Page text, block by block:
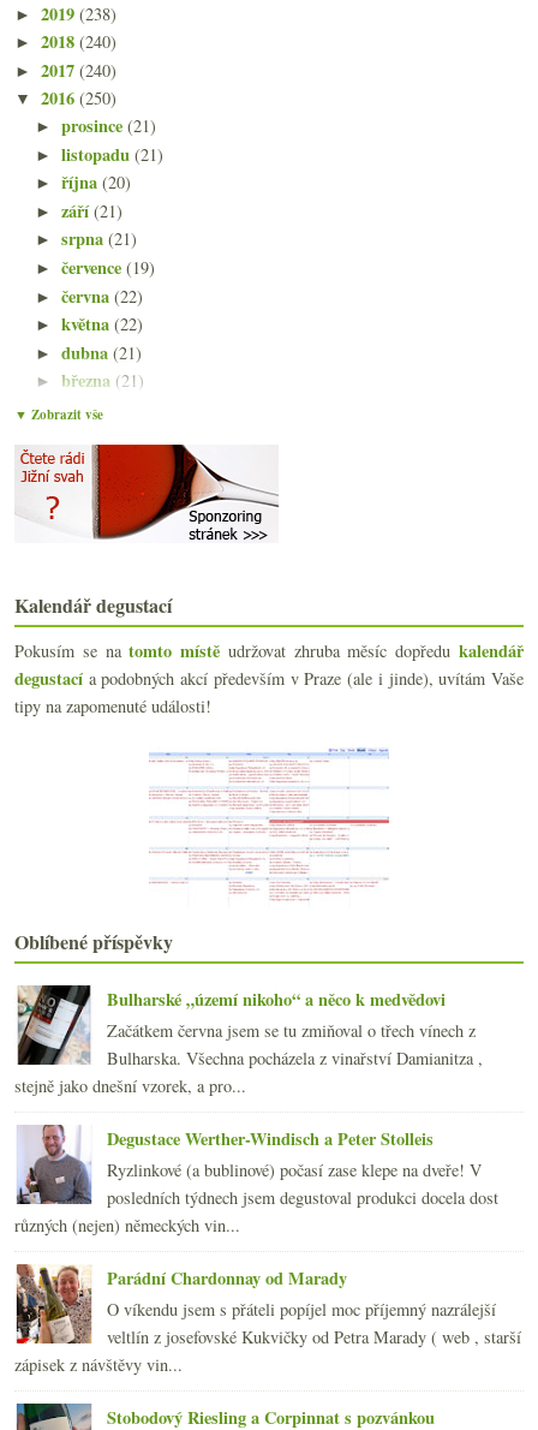
► 2019 (238)
► 2018 (240)
► 2017 (240)
▼ 2016 (250)
►prosince(21)
►listopadu(21)
►října(20)
►září(21)
►srpna(21)
►července(19)
►června(22)
►května(22)
►dubna(21)
►března (21)
►února
Chutná X nechutná a složitější degustační popisy
Tschida, chlastací červená a rodinný rozpočet
Co přináší novelizovaný vinařský zákon
Xinomavro a degustace Kir-Yianni
Ryzlink z Německa, Alsaska i Moravy
Datum k odstřelu a láhev výtečného naturálního šam...
Sauvignon & Chenin
Legendární Lopez de Heredia
Minivertikála Croix-Mouton a základní družstevní b...
Kolik lahví vína máte a jak je skladujete?
Opájím se maďarským Furmintem
Dvě druhá vína z Bordeaux
Doporučení pít méně v UK, naturální kuřecí analogie
Zajímavá netradiční cava a Bowie
Výtečné moravské Chardonnay a bezva Býčí krev
Chutný španělský manifest
Rekapitulace ročníku 2015 na Jižním svahu
Parádní večírek v Thiru
►2015(251)
►2014(254)
► 2013(249)
►2012(254)
►2011(252)
2010 (249)
►2009(249)
►2008(270)
►2007(108)
▼ Zobrazit vše
Kalendář degustací
Pokusím se natomto místě udržovat zhruba měsíc dopředukalendář
degustacía podobných akcí především v Praze (ale i jinde), uvítám Vaše
tipy na zapomenuté události!
Oblíbené příspěvky
Bulharské „území nikoho“ a něco k medvědovi
Začátkem června jsem se tu zmiňoval o třech vínech z
Bulharska. Všechna pocházela z vinařství Damianitza ,
stejně jako dnešní vzorek, a pro...
Degustace Werther-Windisch a Peter Stolleis
Ryzlinkové (a bublinové) počasí zase klepe na dveře! V
posledních týdnech jsem degustoval produkci docela dost
různých (nejen) německých vin...
Parádní Chardonnay od Marady
O víkendu jsem s přáteli popíjel moc příjemný nazrálejší
veltlín z josefovské Kukvičky od Petra Marady ( web , starší
zápisek z návštěvy vin...
Stobodový Riesling a Corpinnat s pozvánkou